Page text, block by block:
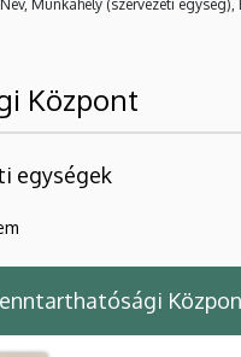
Munkahely (szervezeti
Központ
egységek